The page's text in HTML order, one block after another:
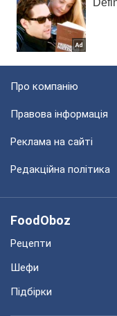
Про компанію
Правова інформація
Реклама на сайті
Редакційна політика
FoodOboz
Рецепти
Шефи
Підбірки